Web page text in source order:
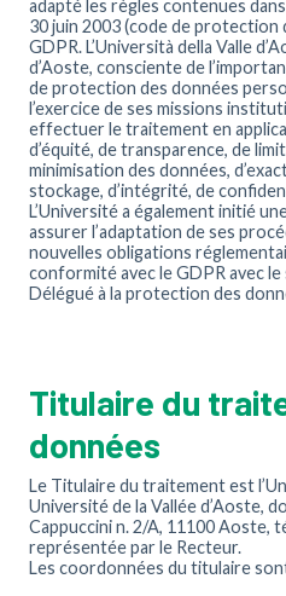
adapté les règles contenues
30 juin 2003 (code de protection
GDPR. L’Università della Valle
d’Aoste, consciente de
de protection des données
l’exercice de ses missions
effectuer le traitement en
d’équité, de transparence, de
minimisation des données,
stockage, d’intégrité, de
L’Université a également initié
assurer l’adaptation de ses
nouvelles obligations
conformité avec le GDPR avec
Délégué à la protection des
Titulaire du
données
Le Titulaire du traitement est
Université de la Vallée d’Aoste,
Cappuccini n. 2/A, 11100 Aoste,
représentée par le Recteur.
Les coordonnées du titulaire